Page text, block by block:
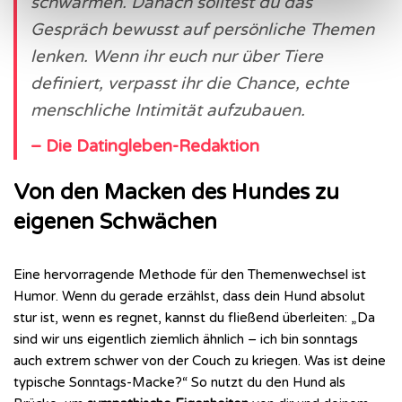
Gespräch bewusst auf persönliche Themen
lenken. Wenn ihr euch nur über Tiere
definiert, verpasst ihr die Chance, echte
menschliche Intimität aufzubauen.
– Die Datingleben-Redaktion
Von den Macken des Hundes zu
eigenen Schwächen
Eine hervorragende Methode für den Themenwechsel ist
Humor. Wenn du gerade erzählst, dass dein Hund absolut
stur ist, wenn es regnet, kannst du fließend überleiten: „Da
sind wir uns eigentlich ziemlich ähnlich – ich bin sonntags
auch extrem schwer von der Couch zu kriegen. Was ist deine
typische Sonntags-Macke?“ So nutzt du den Hund als